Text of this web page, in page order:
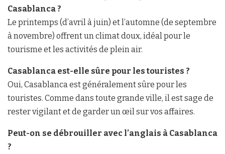
Casablanca ?
Le printemps (d’avril à juin) et l’automne (de septembre
à novembre) offrent un climat doux, idéal pour le
tourisme et les activités de plein air.
Casablanca est-elle sûre pour les touristes ?
Oui, Casablanca est généralement sûre pour les
touristes. Comme dans toute grande ville, il est sage de
rester vigilant et de garder un œil sur vos affaires.
Peut-on se débrouiller avec l’anglais à Casablanca
?